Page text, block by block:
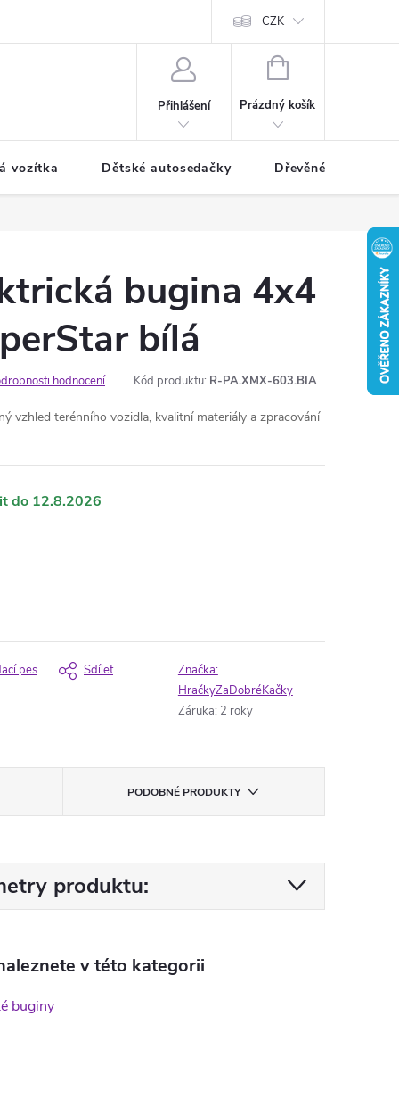
CZK
Přihlášení
NÁKUPNÍ
Prázdný košík
vozítka Dětské autosedačky Dřevěné hračky
bugina 4x4
bílá
hodnocení Kód produktu: R-PA.XMX-603.BIA
vzhled terénního vozidla, kvalitní materiály a zpracování
12.8.2026
pes Sdílet
Značka:
HračkyZaDobréKačky
Záruka: 2 roky
PODOBNÉ PRODUKTY
produktu:
v této kategorii
buginy